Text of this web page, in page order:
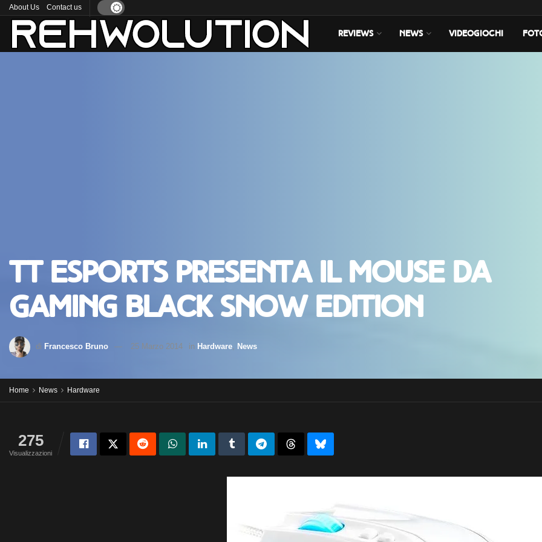
About Us Contact us
REVIEWS NEWS VIDEOGIOCHI
Tt eSports presenta il Mouse da
gaming BLACK Snow Edition
di Francesco Bruno 25 Marzo 2014 in Hardware News
Home News Hardware
275
Visualizzazioni